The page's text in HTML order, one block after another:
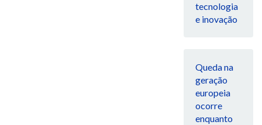
tecnologia
e inovação
Queda na
geração
europeia
ocorre
enquanto